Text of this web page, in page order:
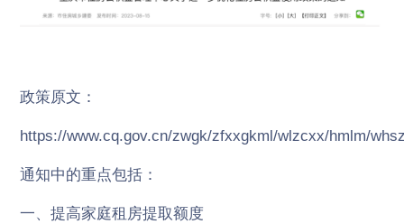
政策原文：
https://www.cq.gov.cn/zwgk/zfxxgkml/wlzcxx/hmlm/
通知中的重点包括：
一、提高家庭租房提取额度